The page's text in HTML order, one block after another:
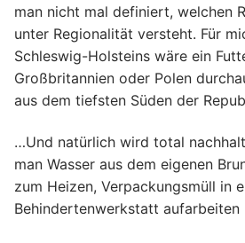
man nicht mal definiert, welchen
unter Regionalität versteht. Für
Schleswig-Holsteins wäre ein
Großbritannien oder Polen
aus dem tiefsten Süden der
…Und natürlich wird total
man Wasser aus dem eigenen
zum Heizen, Verpackungsmüll in
Behindertenwerkstatt aufarbeiten